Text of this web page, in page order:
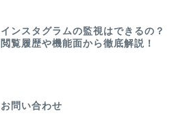
インスタグラムの監視はできるの？
閲覧履歴や機能面から徹底解説！
お問い合わせ